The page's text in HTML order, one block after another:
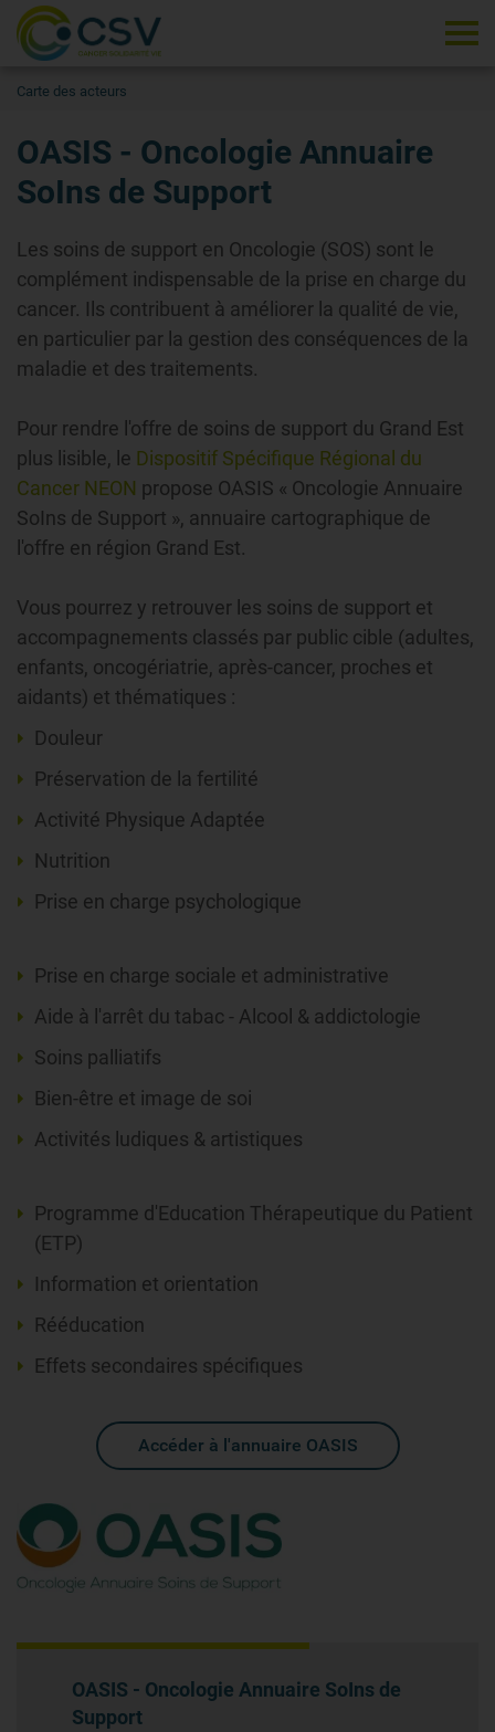
Carte des acteurs
OASIS - Oncologie Annuaire
SoIns de Support
Les soins de support en Oncologie (SOS) sont le
complément indispensable de la prise en charge du
cancer. Ils contribuent à améliorer la qualité de vie,
en particulier par la gestion des conséquences de la
maladie et des traitements.
Pour rendre l'offre de soins de support du Grand Est
plus lisible, le Dispositif Spécifique Régional du
Cancer NEON propose OASIS « Oncologie Annuaire
SoIns de Support », annuaire cartographique de
l'offre en région Grand Est.
Vous pourrez y retrouver les soins de support et
accompagnements classés par public cible (adultes,
enfants, oncogériatrie, après-cancer, proches et
aidants) et thématiques :
Douleur
Préservation de la fertilité
Activité Physique Adaptée
Nutrition
Prise en charge psychologique
Prise en charge sociale et administrative
Aide à l'arrêt du tabac - Alcool & addictologie
Soins palliatifs
Bien-être et image de soi
Activités ludiques & artistiques
Programme d'Education Thérapeutique du Patient
(ETP)
Information et orientation
Rééducation
Effets secondaires spécifiques
Accéder à l'annuaire OASIS
OASIS - Oncologie Annuaire SoIns de
Support